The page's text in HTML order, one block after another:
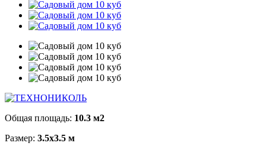
Общая площадь: 10.3 м2
Размер: 3.5х3.5 м